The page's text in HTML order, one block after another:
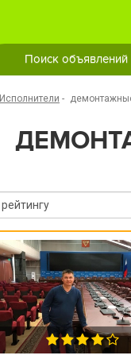
Поиск объявлений
Исполнители -